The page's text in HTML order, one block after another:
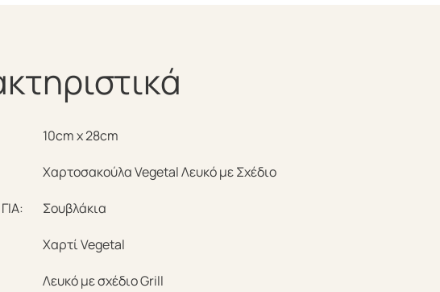
10cm x 28cm
Χαρτοσακούλα Vegetal Λευκό με Σχέδιο
Σουβλάκια
Χαρτί Vegetal
Λευκό με σχέδιο Grill